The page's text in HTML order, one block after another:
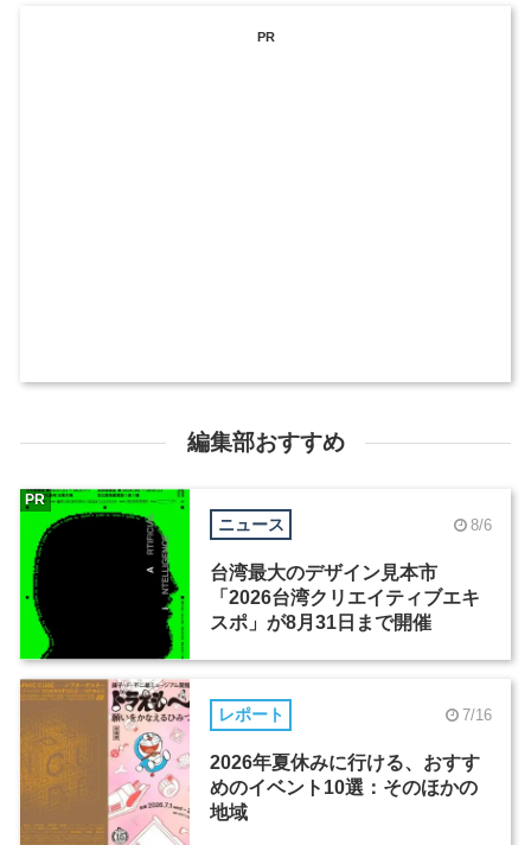
PR
編集部おすすめ
ニュース 8/6
台湾最大のデザイン見本市
「2026台湾クリエイティブエキ
スポ」が8月31日まで開催
PR
レポート 7/16
2026年夏休みに行ける、おすす
めのイベント10選：そのほかの
地域